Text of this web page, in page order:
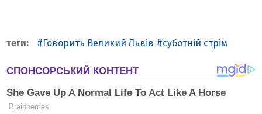
Говорить Великий Львів суботній стрім